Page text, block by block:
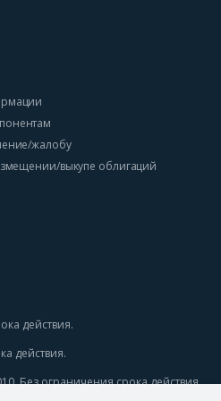
жалобу
выкупе облигаций
действия.
действия.
Без ограничения срока действия.